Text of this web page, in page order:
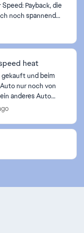
Payback, die
noch spannender
mir
heat
und beim
nur noch von
anderes Auto
weg. Wie